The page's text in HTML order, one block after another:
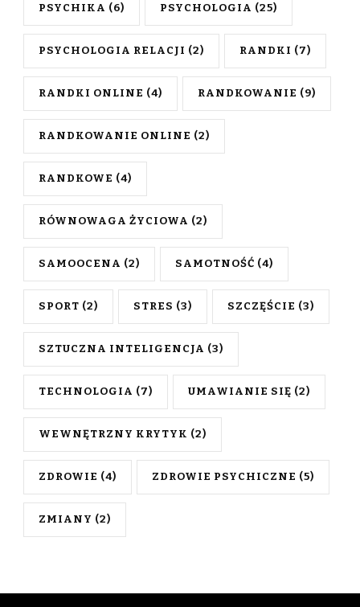
PSYCHIKA (6) PSYCHOLOGIA (25)
PSYCHOLOGIA RELACJI (2) RANDKI (7)
RANDKI ONLINE (4) RANDKOWANIE (9)
RANDKOWANIE ONLINE (2)
RANDKOWE (4)
RÓWNOWAGA ŻYCIOWA (2)
SAMOOCENA (2) SAMOTNOŚĆ (4)
SPORT (2) STRES (3) SZCZĘŚCIE (3)
SZTUCZNA INTELIGENCJA (3)
TECHNOLOGIA (7) UMAWIANIE SIĘ (2)
WEWNĘTRZNY KRYTYK (2)
ZDROWIE (4) ZDROWIE PSYCHICZNE (5)
ZMIANY (2)